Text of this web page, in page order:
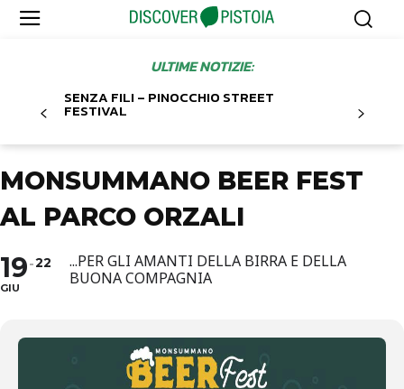
ULTIME NOTIZIE:
SENZA FILI – PINOCCHIO STREET
FESTIVAL
MONSUMMANO BEER FEST
AL PARCO ORZALI
19
GIU
22
...PER GLI AMANTI DELLA BIRRA E DELLA
BUONA COMPAGNIA